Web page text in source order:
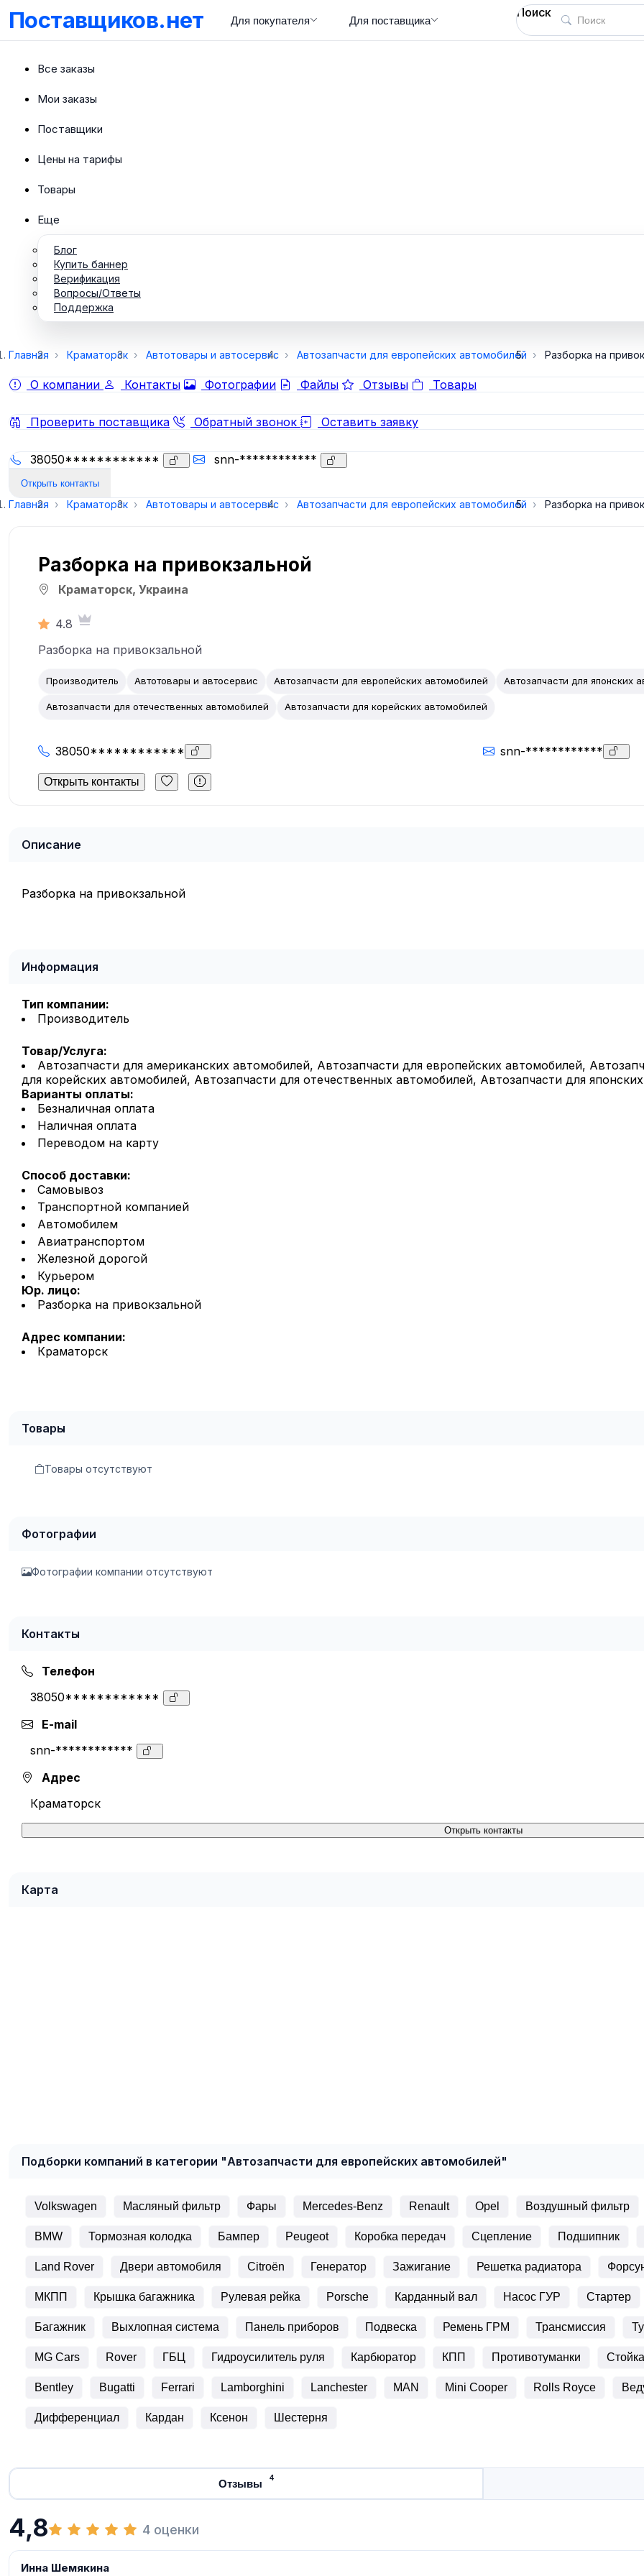
Поставщиков.нет Для покупателя Для поставщика
Поиск
Все заказы
Мои заказы
Поставщики
Цены на тарифы
Товары
Еще
Блог
Купить баннер
Верификация
Вопросы/Ответы
Поддержка
Главная Краматорск Автотовары и автосервис Автозапчасти для европейских автомобилей Разборка на
О компании
Контакты Фотографии Файлы Отзывы Товары
Проверить поставщика Обратный звонок Оставить заявку
38050************ snn-************
Открыть контакты
Главная Краматорск Автотовары и автосервис Автозапчасти для европейских автомобилей Разборка на
Разборка на привокзальной
Краматорск, Украина
4.8
Разборка на привокзальной
Производитель Автотовары и автосервис Автозапчасти для европейских автомобилей Автозапчасти для японских
Автозапчасти для отечественных автомобилей Автозапчасти для корейских автомобилей
38050************ snn-************
Открыть контакты
Описание
Разборка на привокзальной
Информация
Тип компании:
Производитель
Товар/Услуга:
Автозапчасти для американских автомобилей, Автозапчасти для европейских автомобилей,
для корейских автомобилей, Автозапчасти для отечественных автомобилей, Автозапчасти для
Варианты оплаты:
Безналичная оплата
Наличная оплата
Переводом на карту
Способ доставки:
Самовывоз
Транспортной компанией
Автомобилем
Авиатранспортом
Железной дорогой
Курьером
Юр. лицо:
Разборка на привокзальной
Адрес компании:
Краматорск
Товары
Товары отсутствуют
Фотографии
Фотографии компании отсутствуют
Контакты
Телефон
38050************
E-mail
snn-************
Адрес
Краматорск
Открыть контакты
Карта
Подборки компаний в категории "Автозапчасти для европейских автомобилей"
Volkswagen Масляный фильтр Фары Mercedes-Benz Renault Opel Воздушный фильтр
BMW Тормозная колодка Бампер Peugeot Коробка передач Сцепление Подшипник
Land Rover Двери автомобиля Citroën Генератор Зажигание Решетка радиатора
МКПП Крышка багажника Рулевая рейка Porsche Карданный вал Насос ГУР Стартер
Багажник Выхлопная система Панель приборов Подвеска Ремень ГРМ Трансмиссия
MG Cars Rover ГБЦ Гидроусилитель руля Карбюратор КПП Противотуманки Стойка
Bentley Bugatti Ferrari Lamborghini Lanchester MAN Mini Cooper Rolls Royce
Дифференциал Кардан Ксенон Шестерня
Отзывы 4
4,8 4 оценки
Инна Шемякина